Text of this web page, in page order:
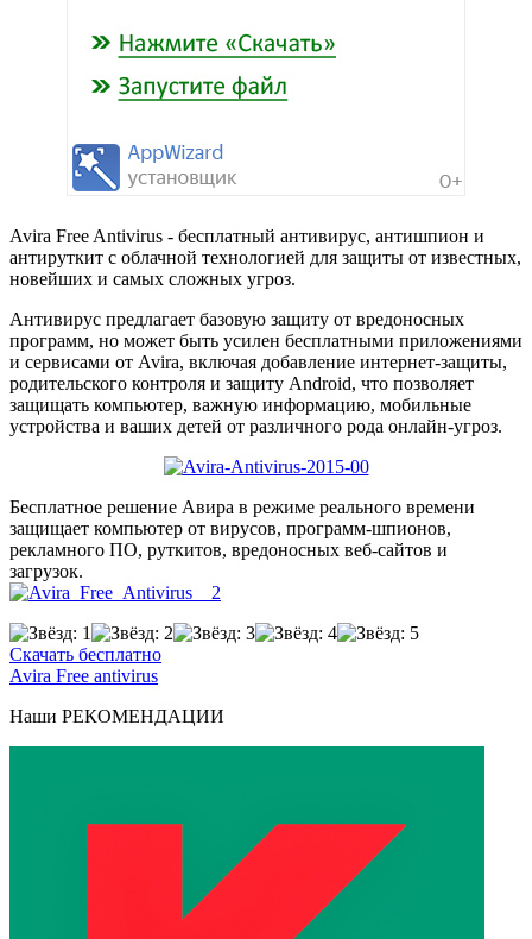
Avira Free Antivirus - бесплатный антивирус, антишпион и
антируткит с облачной технологией для защиты от известных,
новейших и самых сложных угроз.
Антивирус предлагает базовую защиту от вредоносных
программ, но может быть усилен бесплатными приложениями
и сервисами от Avira, включая добавление интернет-защиты,
родительского контроля и защиту Android, что позволяет
защищать компьютер, важную информацию, мобильные
устройства и ваших детей от различного рода онлайн-угроз.
Бесплатное решение Авира в режиме реального времени
защищает компьютер от вирусов, программ-шпионов,
рекламного ПО, руткитов, вредоносных веб-сайтов и
загрузок.
Скачать бесплатно
Avira Free antivirus
Наши РЕКОМЕНДАЦИИ